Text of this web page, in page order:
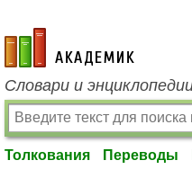
academic.ru
Словари и
Толкования Переводы